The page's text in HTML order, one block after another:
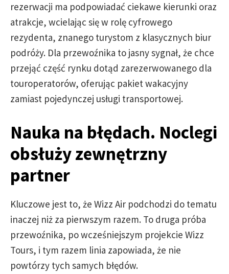
rezerwacji ma podpowiadać ciekawe kierunki oraz
atrakcje, wcielając się w rolę cyfrowego
rezydenta, znanego turystom z klasycznych biur
podróży. Dla przewoźnika to jasny sygnał, że chce
przejąć część rynku dotąd zarezerwowanego dla
touroperatorów, oferując pakiet wakacyjny
zamiast pojedynczej usługi transportowej.
Nauka na błędach. Noclegi
obsłuży zewnętrzny
partner
Kluczowe jest to, że Wizz Air podchodzi do tematu
inaczej niż za pierwszym razem. To druga próba
przewoźnika, po wcześniejszym projekcie Wizz
Tours, i tym razem linia zapowiada, że nie
powtórzy tych samych błędów.